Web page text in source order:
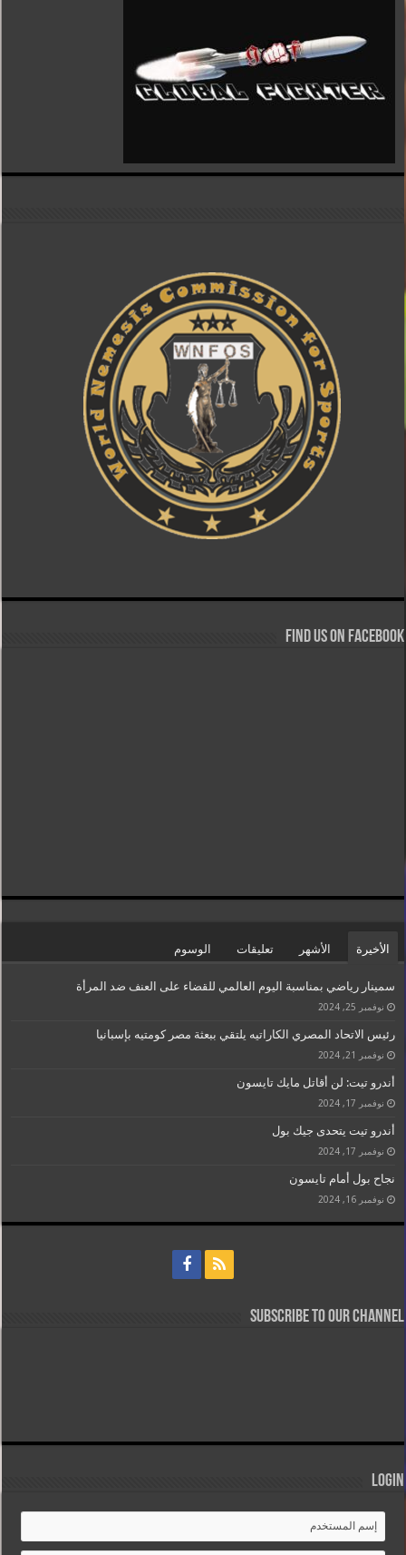
Find us on Facebook
الأخيرة الأشهر تعليقات الوسوم
سمينار رياضي بمناسبة اليوم العالمي للقضاء على العنف ضد المرأة
نوفمبر 25, 2024
رئيس الاتحاد المصري الكاراتيه يلتقي ببعثة مصر كومتيه بإسبانيا
نوفمبر 21, 2024
أندرو تيت: لن أقاتل مايك تايسون
نوفمبر 17, 2024
أندرو تيت يتحدى جيك بول
نوفمبر 17, 2024
نجاح بول أمام تايسون
نوفمبر 16, 2024
Subscribe to our Channel
Login